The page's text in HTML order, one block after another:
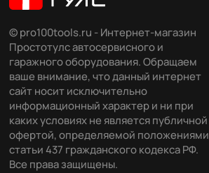
© pro100tools.ru - Интернет-магазин
Простотулс автосервисного и
гаражного оборудования. Обращаем
ваше внимание, что данный интернет
сайт носит исключительно
информационный характер и ни при
каких условиях не является публичной
офертой, определяемой положениями
статьи 437 гражданского кодекса РФ.
Все права защищены.